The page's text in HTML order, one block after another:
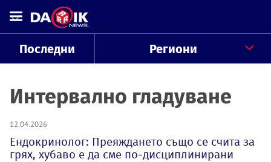
Последни Региони
Интервално гладуване
12.04.2026
Ендокринолог: Преяждането също се счита за
грях, хубаво е да сме по-дисциплинирани